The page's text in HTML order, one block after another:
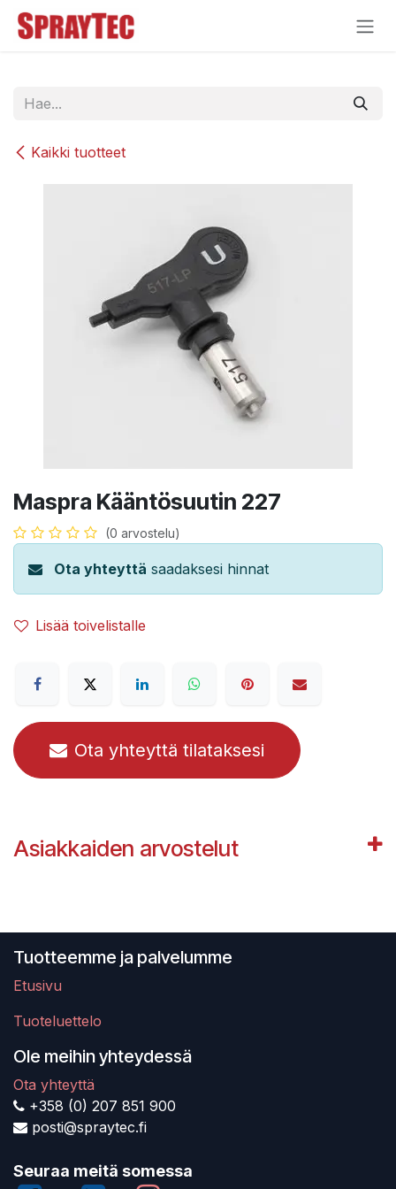
Siirry sisältöön
Kaikki tuotteet
Maspra Kääntösuutin 227
(0 arvostelu)
Ota yhteyttä saadaksesi hinnat
Lisää toivelistalle
Ota yhteyttä tilataksesi
Asiakkaiden arvostelut
Tuotteemme ja palvelumme
Etusivu
Tuoteluettelo
Ole meihin yhteydessä
Ota yhteyttä
+358 (0) 207 851 900
posti@spraytec.fi
Seuraa meitä somessa